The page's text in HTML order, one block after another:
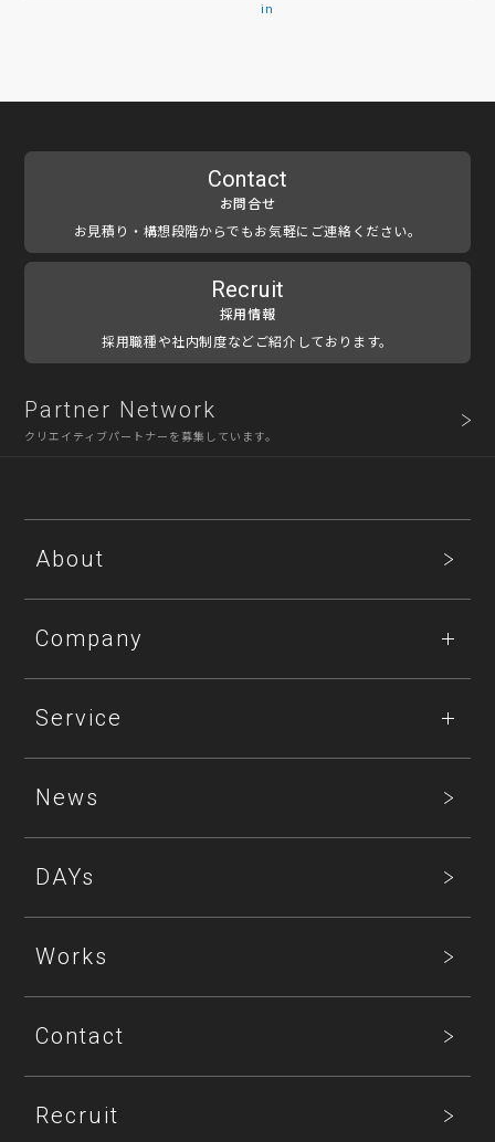
in
Contact
お問合せ
お見積り・構想段階からでもお気軽にご連絡ください。
Recruit
採用情報
採用職種や社内制度などご紹介しております。
Partner Network
クリエイティブパートナーを募集しています。
About
Company
Service
News
DAYs
Works
Contact
Recruit